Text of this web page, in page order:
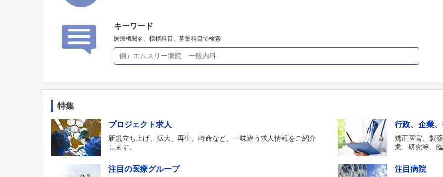
キーワード
医療機関名、標榜科目、募集科目で検索
特集
プロジェクト求人
新規立ち上げ、拡大、再生、特命など、一味違う求人情報をご紹介
します。
行政、企業
矯正医官、製
業、研究等、
注目の医療グループ 注目病院